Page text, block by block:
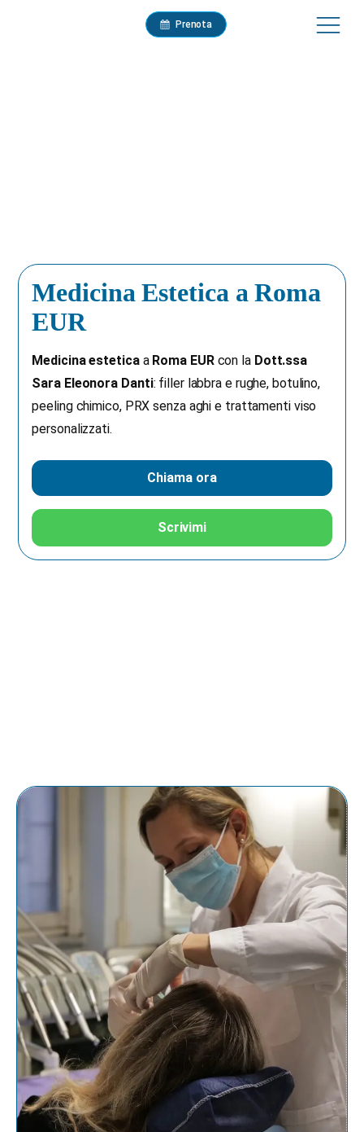
Prenota
Medicina Estetica a Roma
EUR
Medicina esteticaa Roma EURcon la Dott.ssa
Sara Eleonora Danti: filler labbra e rughe, botulino,
peeling chimico, PRX senza aghi e trattamenti viso
personalizzati.
Chiama ora
Scrivimi